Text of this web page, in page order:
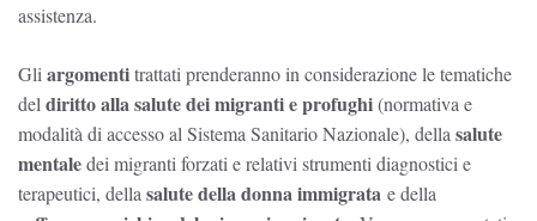
assistenza.
Gliargomentitrattati prenderanno in considerazione le tematiche
deldiritto alla salute dei migranti e profughi(normativa e
modalità di accesso al Sistema Sanitario Nazionale), dellasalute
mentaledei migranti forzati e relativi strumenti diagnostici e
terapeutici, dellasalute della donna immigrata e della